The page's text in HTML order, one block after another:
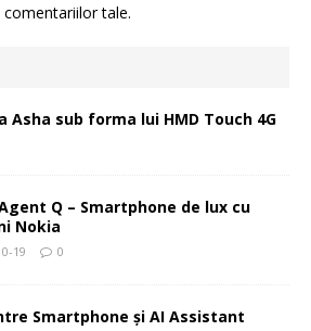
tale.
Asha sub forma lui HMD Touch 4G
Q – Smartphone de lux cu
Nokia
19 0
Smartphone și AI Assistant